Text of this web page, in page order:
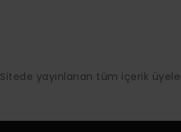
Sitede yayınlanan tüm içerik